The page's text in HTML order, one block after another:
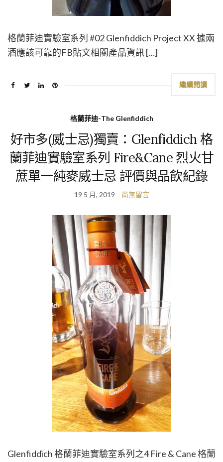
格蘭菲迪實驗室系列 #02 Glenfiddich Project XX 據兩
酒應該可靠的FB貼文相關產品資訊 […]
繼續閱讀
格蘭菲迪-The Glenfiddich
好市多(威士忌)獨賣：Glenfiddich 格
蘭菲迪實驗室系列 Fire&Cane 烈火甘
蔗單一純麥威士忌 評價與品飲紀錄
19 5 月, 2019 尚無留言
Glenfiddich 格蘭菲迪實驗室系列之4 Fire & Cane 格蘭